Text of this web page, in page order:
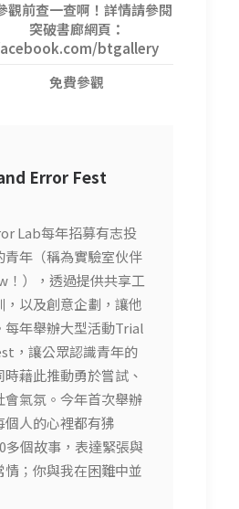
觀前查一查啊！詳情請參閱
突破書廊網頁：
btgallery
免費參觀
Error Fest
Lab每年招募有志投
青年（稱為實驗室伙伴
！），透過提供共享工
，以及創意企劃，讓他
每年舉辦大型活動Trial
，讓公眾認識青年的
藉此推動勇於嘗試、
會氣氛。今年首次舉辦
個人的心裡都有狒
多個故事，表達緊張與
情；你與我在困難中並